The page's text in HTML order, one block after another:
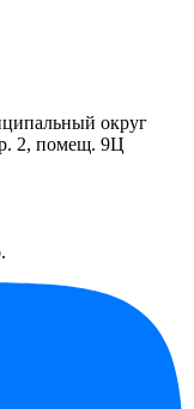
округ
2, помещ. 9Ц